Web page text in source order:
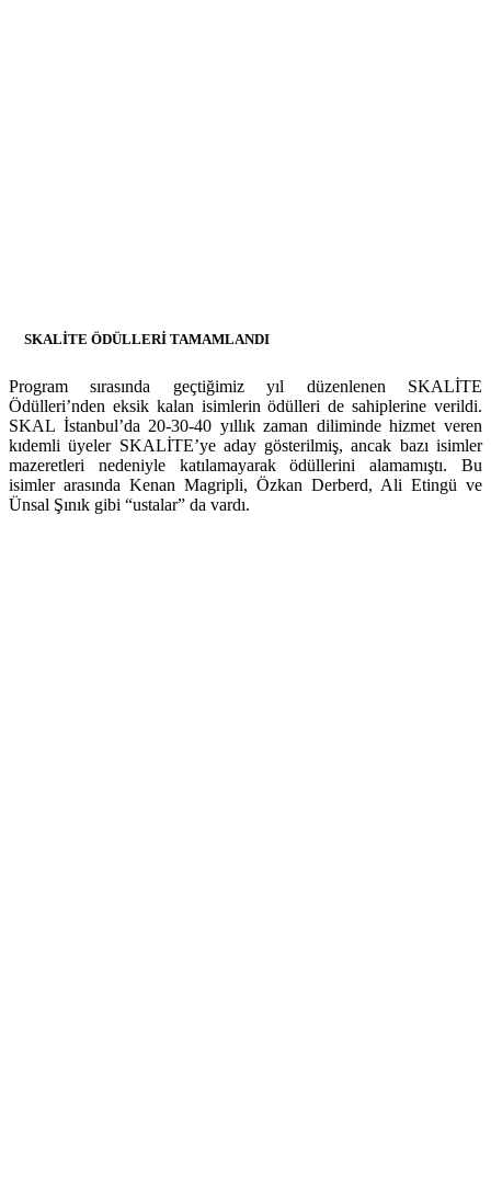
SKALİTE ÖDÜLLERİ TAMAMLANDI
Program sırasında geçtiğimiz yıl düzenlenen SKALİTE
Ödülleri’nden eksik kalan isimlerin ödülleri de sahiplerine verildi.
SKAL İstanbul’da 20-30-40 yıllık zaman diliminde hizmet veren
kıdemli üyeler SKALİTE’ye aday gösterilmiş, ancak bazı isimler
mazeretleri nedeniyle katılamayarak ödüllerini alamamıştı. Bu
isimler arasında Kenan Magripli, Özkan Derberd, Ali Etingü ve
Ünsal Şınık gibi “ustalar” da vardı.